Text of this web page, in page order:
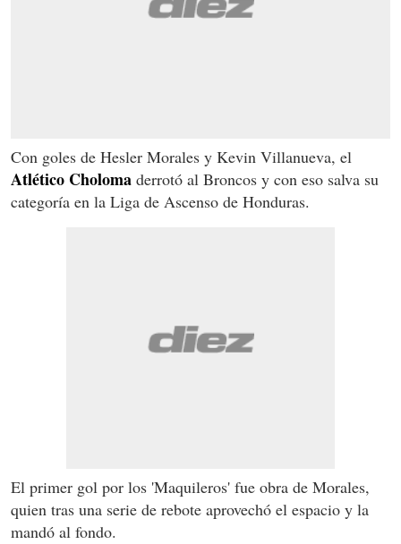
Con goles de Hesler Morales y Kevin Villanueva, el
Atlético Choloma derrotó al Broncos y con eso salva su
categoría en la Liga de Ascenso de Honduras.
El primer gol por los 'Maquileros' fue obra de Morales,
quien tras una serie de rebote aprovechó el espacio y la
mandó al fondo.